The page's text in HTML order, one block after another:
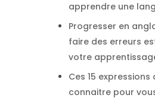
apprendre une
Progresser en
faire des erreurs
votre
Ces 15
connaitre pour